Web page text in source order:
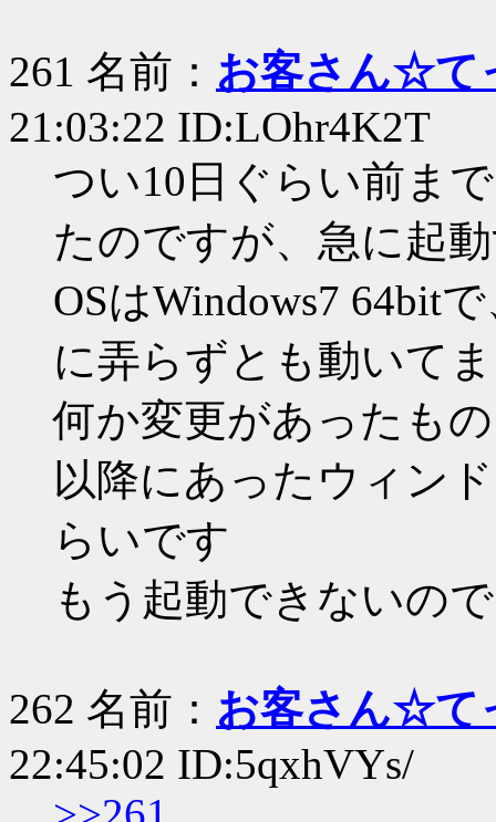
261 名前： お客さん☆て
21:03:22 ID:LOhr4K2T
つい10日ぐらい前ま
たのですが、急に起
OSはWindows7 64bit
に弄らずとも動いて
何か変更があったも
以降にあったウィン
らいです
もう起動できないの
262 名前： お客さん☆て
22:45:02 ID:5qxhVYs/